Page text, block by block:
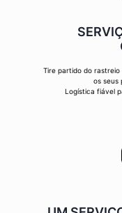
Tire partido do
os seus
Logística fiável